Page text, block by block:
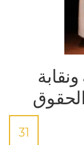
31